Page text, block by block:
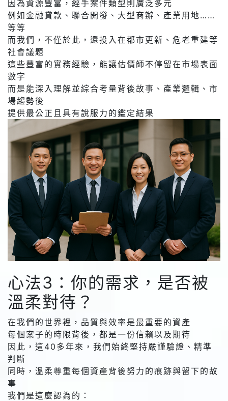
因為資源豐富，經手案件類型則廣泛多元
例如金融貸款、聯合開發、大型商辦、產業用地……
等等
而我們，不僅於此，還投入在都市更新、危老重建等
社會議題
這些豐富的實務經驗，能讓估價師不停留在市場表面
數字
而是能深入理解並綜合考量背後故事、產業邏輯、市
場趨勢後
提供最公正且具有說服力的鑑定結果
心法3：你的需求，是否被
溫柔對待？
在我們的世界裡，品質與效率是最重要的資產
每個案子的時限背後，都是一份信賴以及期待
因此，這40多年來，我們始終堅持嚴謹驗證、精準
判斷
同時，溫柔尊重每個資產背後努力的痕跡與留下的故
事
我們是這麼認為的：